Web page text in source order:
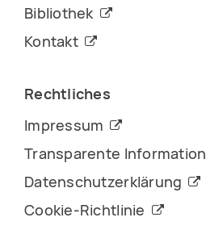
Bibliothek
Kontakt
Rechtliches
Impressum
Transparente Information
Datenschutzerklärung
Cookie-Richtlinie